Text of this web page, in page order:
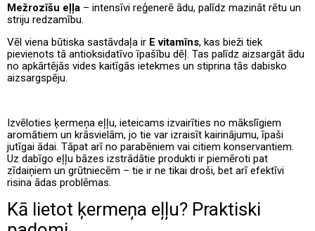
Mežrozīšu eļļa – intensīvi reģenerē ādu, palīdz mazināt rētu un
striju redzamību.
Vēl viena būtiska sastāvdaļa ir E vitamīns, kas bieži tiek
pievienots tā antioksidatīvo īpašību dēļ. Tas palīdz aizsargāt ādu
no apkārtējās vides kaitīgās ietekmes un stiprina tās dabisko
aizsargspēju.
Izvēloties ķermeņa eļļu, ieteicams izvairīties no mākslīgiem
aromātiem un krāsvielām, jo tie var izraisīt kairinājumu, īpaši
jutīgai ādai. Tāpat arī no parabēniem vai citiem konservantiem.
Uz dabīgo eļļu bāzes izstrādātie produkti ir piemēroti pat
zīdaiņiem un grūtniecēm – tie ir ne tikai droši, bet arī efektīvi
risina ādas problēmas.
Kā lietot ķermeņa eļļu? Praktiski